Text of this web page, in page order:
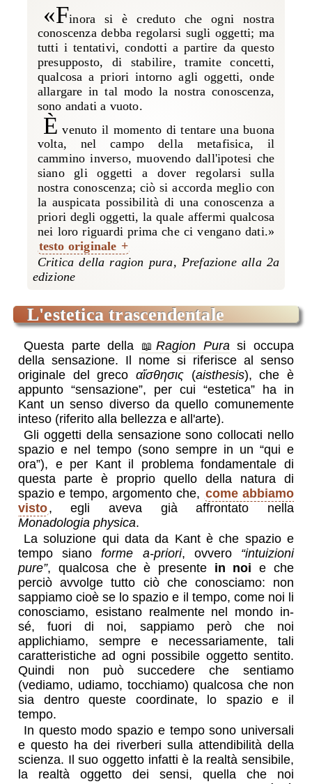
«Finora si è creduto che ogni nostra
conoscenza debba regolarsi sugli oggetti; ma
tutti i tentativi, condotti a partire da questo
presupposto, di stabilire, tramite concetti,
qualcosa a priori intorno agli oggetti, onde
allargare in tal modo la nostra conoscenza,
sono andati a vuoto.
È venuto il momento di tentare una buona
volta, nel campo della metafisica, il
cammino inverso, muovendo dall'ipotesi che
siano gli oggetti a dover regolarsi sulla
nostra conoscenza; ciò si accorda meglio con
la auspicata possibilità di una conoscenza a
priori degli oggetti, la quale affermi qualcosa
nei loro riguardi prima che ci vengano dati.»
testo originale
l'estetica trascendentale
Questa parte della Ragion Pura si occupa
della sensazione. Il nome si riferisce al senso
originale del greco αἴσθησις (aisthesis), che è
appunto “sensazione”, per cui “estetica” ha in
Kant un senso diverso da quello comunemente
inteso (riferito alla bellezza e all'arte).
Gli oggetti della sensazione sono collocati nello
spazio e nel tempo (sono sempre in un “qui e
ora”), e per Kant il problema fondamentale di
questa parte è proprio quello della natura di
spazio e tempo, argomento che, come abbiamo
visto, egli aveva già affrontato nella
Monadologia physica.
La soluzione qui data da Kant è che spazio e
tempo sianoforme a-priori, ovvero “intuizioni
pure”, qualcosa che è presente in noi e che
perciò avvolge tutto ciò che conosciamo: non
sappiamo cioè se lo spazio e il tempo, come noi li
conosciamo, esistano realmente nel mondo in-
sé, fuori di noi, sappiamo però che noi
applichiamo, sempre e necessariamente, tali
caratteristiche ad ogni possibile oggetto sentito.
Quindi non può succedere che sentiamo
(vediamo, udiamo, tocchiamo) qualcosa che non
sia dentro queste coordinate, lo spazio e il
tempo.
In questo modo spazio e tempo sono universali
e questo ha dei riverberi sulla attendibilità della
scienza. Il suo oggetto infatti è la realtà sensibile,
la realtà oggetto dei sensi, quella che noi